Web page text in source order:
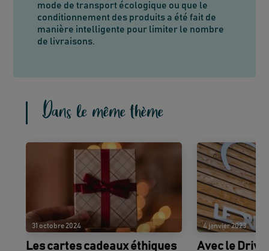
mode de transport écologique ou que le
conditionnement des produits a été fait de
manière intelligente pour limiter le nombre
de livraisons.
Dans le même thème
31 octobre 2024
Les cartes cadeaux éthiques
4 janvier 2023
Avec le Drive